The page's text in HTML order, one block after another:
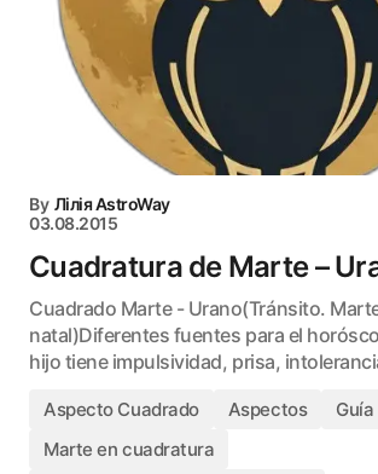
By Лілія AstroWay
03.08.2015
Cuadratura de Marte –
Cuadrado Marte - Urano(Tránsito.
natal)Diferentes fuentes para el
hijo tiene impulsividad, prisa,
Aspecto Cuadrado Aspectos
Guía
Marte en cuadratura